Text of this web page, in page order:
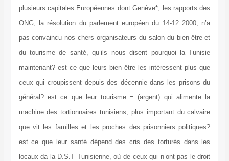
plusieurs capitales Européennes dont Genève*, les rapports des
ONG, la résolution du parlement européen du 14-12 2000, n’a
pas convaincu nos chers organisateurs du salon du bien-être et
du tourisme de santé, qu’ils nous disent pourquoi la Tunisie
maintenant? est ce que leurs bien être les intéressent plus que
ceux qui croupissent depuis des décennie dans les prisons du
général? est ce que leur tourisme = (argent) qui alimente la
machine des tortionnaires tunisiens, plus important du calvaire
que vit les familles et les proches des prisonniers politiques?
est ce que leur santé dépend des cris des torturés dans les
locaux da la D.S.T Tunisienne, où de ceux qui n’ont pas le droit